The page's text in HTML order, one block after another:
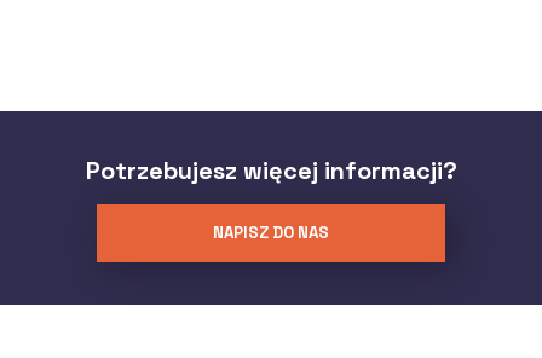
Potrzebujesz więcej informacji?
NAPISZ DO NAS